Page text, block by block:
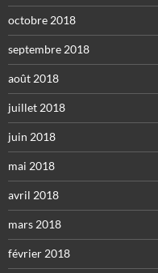
octobre 2018
septembre 2018
août 2018
juillet 2018
juin 2018
mai 2018
avril 2018
mars 2018
février 2018